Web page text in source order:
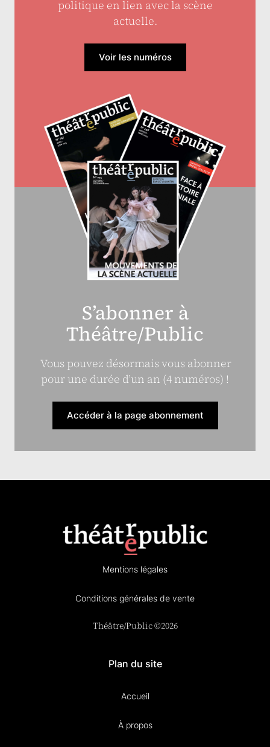
politique en lien avec la scène
actuelle.
Voir les numéros
S’abonner à
Théâtre/Public
Vous pouvez désormais vous abonner
pour une durée d’un an (4 numéros) !
Accéder à la page abonnement
Mentions légales
Conditions générales de vente
Théâtre/Public ©2026
Plan du site
Accueil
À propos